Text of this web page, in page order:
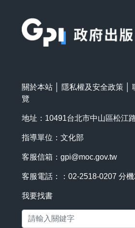
關於本站 隱私權及安全政策
覽
地址：10491台北市中山區松江
指導單位：文化部
客服信箱： gpi@moc.gov.tw
客服電話：：02-2518-0207 分
我要找書